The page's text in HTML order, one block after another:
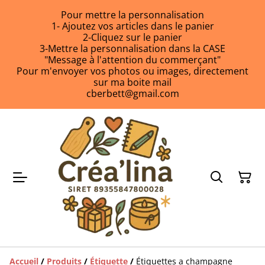
Pour mettre la personnalisation
1- Ajoutez vos articles dans le panier
2-Cliquez sur le panier
3-Mettre la personnalisation dans la CASE
"Message à l'attention du commerçant"
Pour m'envoyer vos photos ou images, directement
sur ma boite mail
cberbett@gmail.com
Accueil / Produits / Étiquette / Étiquettes a champagne